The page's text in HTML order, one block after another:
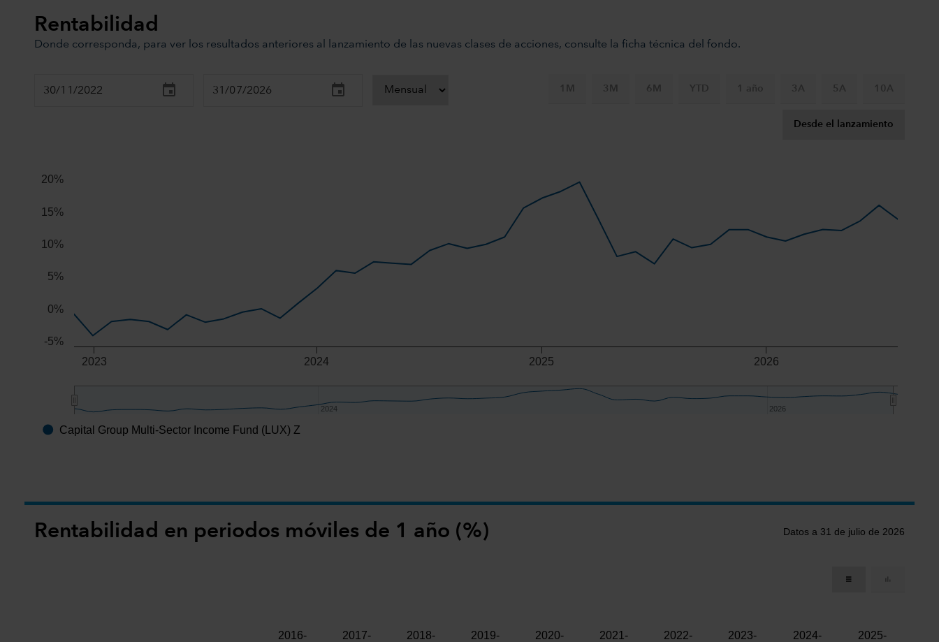
Rentabilidad
Donde corresponda, para ver los resultados anteriores al lanzamiento de las nuevas clases de acciones, consulte la ficha técnica del fondo.
1M 3M 6M YTD 1 año 3A 5A 10A
Desde el lanzamiento
The chart has 2 X axes displaying Time, and navigator-x-axis.
2023 2024 2025 2026
2024
2024 2026
2026
-5%
0%
5%
10%
15%
20%
End of interactive chart.
Capital Group Multi-Sector Income Fund (LUX) Z
Rentabilidad en periodos móviles de 1 año (%) Datos a 31 de julio de 2026
2016-
2017-
2018-
2019-
2020-
2021-
2022-
2023-
2024-
2025-